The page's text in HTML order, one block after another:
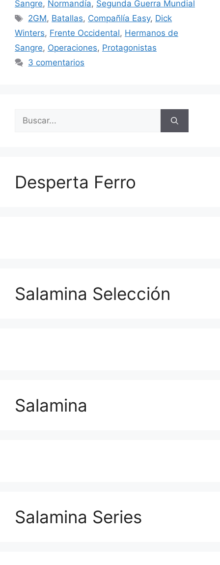
Sangre, Normandía, Segunda Guerra Mundial
Etiquetas
2GM, Batallas, Compañlía Easy, Dick
Winters, Frente Occidental, Hermanos de
Sangre, Operaciones, Protagonistas
3 comentarios
Buscar:
Desperta Ferro
Salamina Selección
Salamina
Salamina Series